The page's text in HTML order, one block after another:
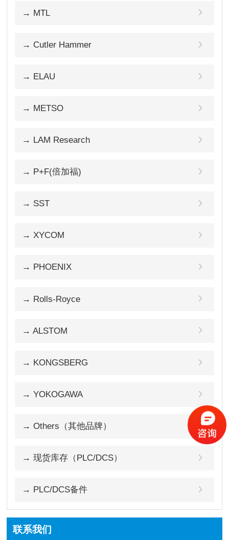
→ MTL
→ Cutler Hammer
→ ELAU
→ METSO
→ LAM Research
→ P+F(倍加福)
→ SST
→ XYCOM
→ PHOENIX
→ Rolls-Royce
→ ALSTOM
→ KONGSBERG
→ YOKOGAWA
→ Others（其他品牌）
→ 现货库存（PLC/DCS）
→ PLC/DCS备件
联系我们